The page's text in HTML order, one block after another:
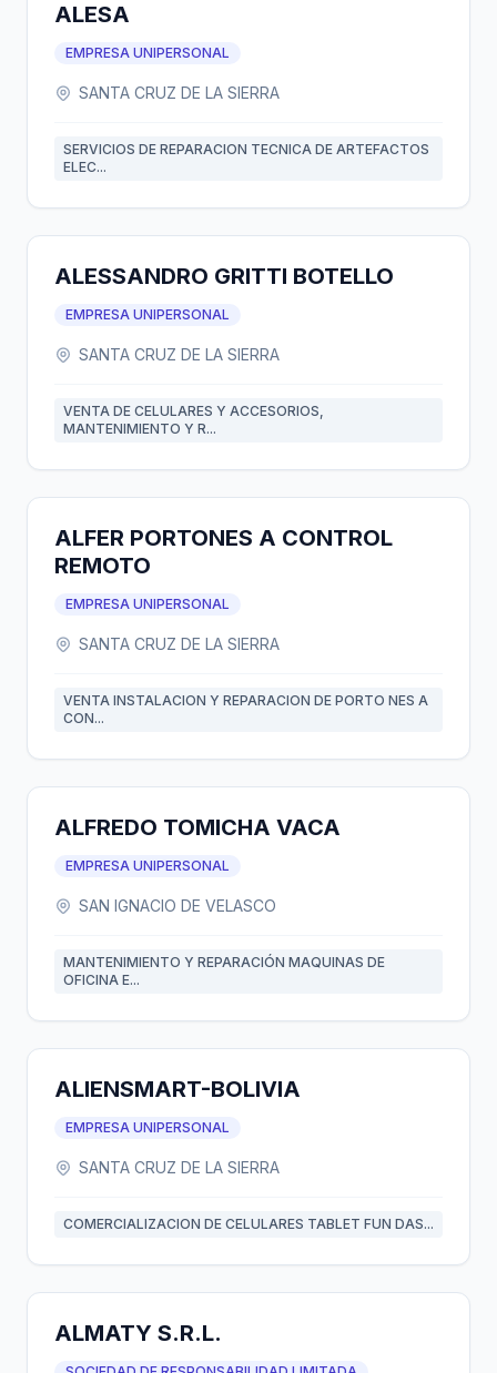
ALESA
EMPRESA UNIPERSONAL
SANTA CRUZ DE LA SIERRA
SERVICIOS DE REPARACION TECNICA DE ARTEFACTOS
ELEC...
ALESSANDRO GRITTI BOTELLO
EMPRESA UNIPERSONAL
SANTA CRUZ DE LA SIERRA
VENTA DE CELULARES Y ACCESORIOS,
MANTENIMIENTO Y R...
ALFER PORTONES A CONTROL
REMOTO
EMPRESA UNIPERSONAL
SANTA CRUZ DE LA SIERRA
VENTA INSTALACION Y REPARACION DE PORTO NES A
CON...
ALFREDO TOMICHA VACA
EMPRESA UNIPERSONAL
SAN IGNACIO DE VELASCO
MANTENIMIENTO Y REPARACIÓN MAQUINAS DE
OFICINA E...
ALIENSMART-BOLIVIA
EMPRESA UNIPERSONAL
SANTA CRUZ DE LA SIERRA
COMERCIALIZACION DE CELULARES TABLET FUN DAS...
ALMATY S.R.L.